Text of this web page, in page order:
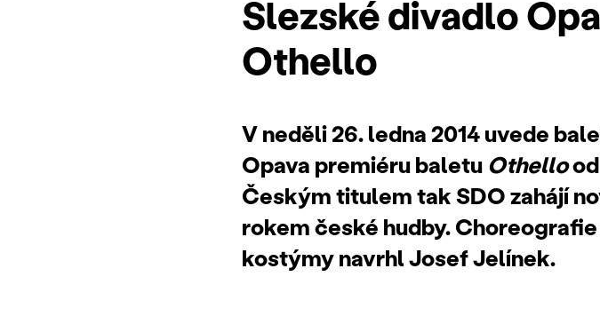
Slezské divadlo
Othello
V neděli 26. ledna 2014 uvede
Opava premiéru baletu Othellood
Českým titulem tak SDO zahájí
rokem české hudby.
kostýmy navrhl Josef Jelínek.